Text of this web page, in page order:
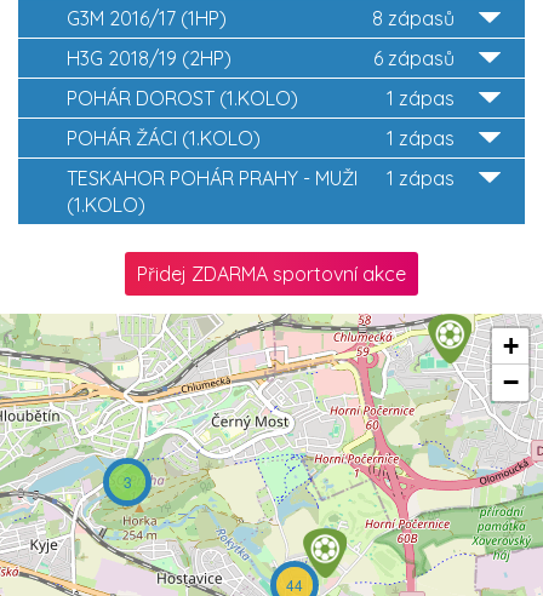
8 zápasů
G3M 2016/17 (1HP)
6 zápasů
H3G 2018/19 (2HP)
1 zápas
POHÁR DOROST (1.KOLO)
1 zápas
POHÁR ŽÁCI (1.KOLO)
1 zápas
TESKAHOR POHÁR PRAHY - MUŽI
(1.KOLO)
Přidej ZDARMA sportovní akce
3
44
+
−